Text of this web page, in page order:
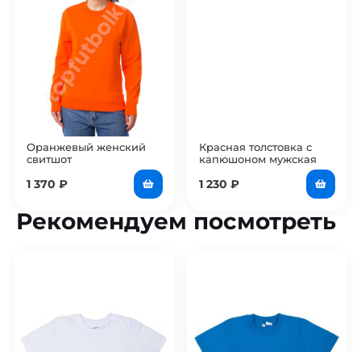
Оранжевый женский
свитшот
1 370 ₽
Красная толстовка с
капюшоном мужская
1 230 ₽
Рекомендуем посмотреть